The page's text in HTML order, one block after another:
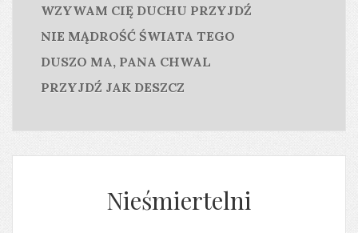
WZYWAM CIĘ DUCHU PRZYJDŹ
NIE MĄDROŚĆ ŚWIATA TEGO
DUSZO MA, PANA CHWAL
PRZYJDŹ JAK DESZCZ
Nieśmiertelni